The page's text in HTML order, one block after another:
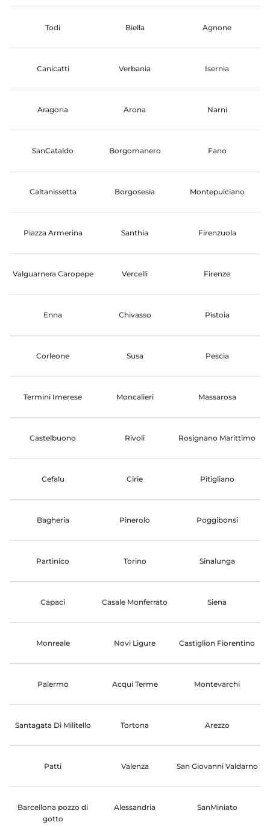
Todi Biella Agnone
Canicatti Verbania Isernia
Aragona Arona Narni
SanCataldo Borgomanero Fano
Caltanissetta Borgosesia Montepulciano
Piazza Armerina Santhia Firenzuola
Valguarnera Caropepe Vercelli Firenze
Enna Chivasso Pistoia
Corleone Susa Pescia
Termini Imerese Moncalieri Massarosa
Castelbuono Rivoli Rosignano Marittimo
Cefalu Cirie Pitigliano
Bagheria Pinerolo Poggibonsi
Partinico Torino Sinalunga
Capaci Casale Monferrato Siena
Monreale Novi Ligure Castiglion Fiorentino
Palermo Acqui Terme Montevarchi
Santagata Di Militello Tortona Arezzo
Patti Valenza San Giovanni Valdarno
Barcellona pozzo di
gotto
Alessandria SanMiniato